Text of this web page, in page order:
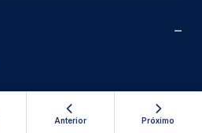
Anterior Próximo